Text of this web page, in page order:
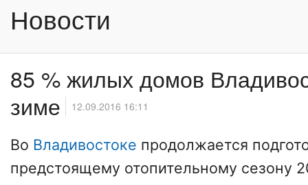
Новости
85 % жилых домов
зиме
12.09.2016 16:11
Во Владивостоке продолжается
предстоящему отопительному сезону